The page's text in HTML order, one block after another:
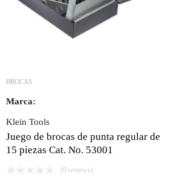
BROCAS
Marca:
Klein Tools
Juego de brocas de punta regular de
15 piezas Cat. No. 53001
(0 reviews)